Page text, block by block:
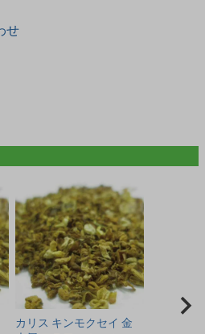
せ
カリス キンモクセイ 金